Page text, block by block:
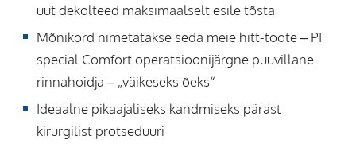
uut dekolteed maksimaalselt esile tõsta
Mõnikord nimetatakse seda meie hitt-toote – PI
special Comfort operatsioonijärgne puuvillane
rinnahoidja – „väikeseks õeks“
Ideaalne pikaajaliseks kandmiseks pärast
kirurgilist protseduuri